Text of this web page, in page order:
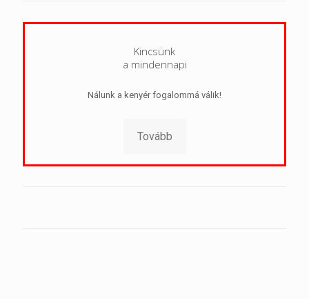
Kincsünk
a mindennapi
Nálunk a kenyér fogalommá válik!
Tovább